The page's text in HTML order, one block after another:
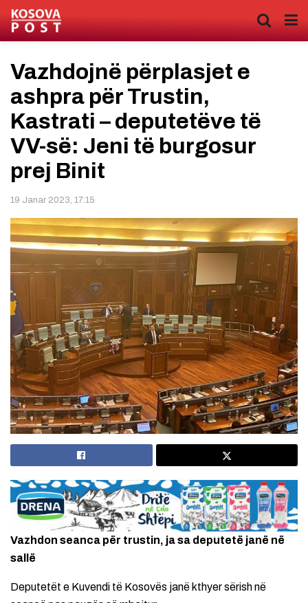
Vazhdojnë përplasjet e
ashpra për Trustin,
Kastrati – deputetëve të
VV-së: Jeni të burgosur
prej Binit
19 Janar 2023, 17:15
Vazhdon seanca për trustin, ja sa deputetë janë në
sallë
Deputetët e Kuvendi të Kosovës janë kthyer sërish në